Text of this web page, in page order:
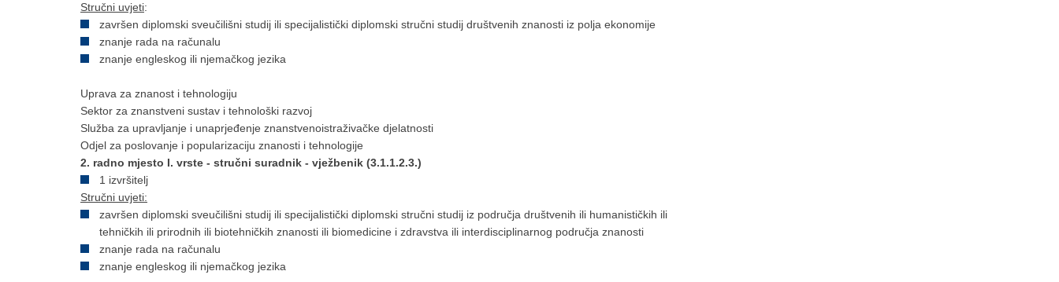
Stručni uvjeti:
završen diplomski sveučilišni studij ili specijalistički diplomski stručni studij društvenih znanosti iz polja ekonomije
znanje rada na računalu
znanje engleskog ili njemačkog jezika
Uprava za znanost i tehnologiju
Sektor za znanstveni sustav i tehnološki razvoj
Služba za upravljanje i unaprjeđenje znanstvenoistraživačke djelatnosti
Odjel za poslovanje i popularizaciju znanosti i tehnologije
2. radno mjesto I. vrste - stručni suradnik - vježbenik (3.1.1.2.3.)
1 izvršitelj
Stručni uvjeti:
završen diplomski sveučilišni studij ili specijalistički diplomski stručni studij iz područja društvenih ili humanističkih ili
tehničkih ili prirodnih ili biotehničkih znanosti ili biomedicine i zdravstva ili interdisciplinarnog područja znanosti
znanje rada na računalu
znanje engleskog ili njemačkog jezika